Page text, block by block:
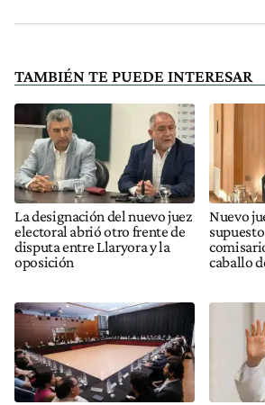
TAMBIÉN TE PUEDE INTERESAR
La designación del nuevo juez
electoral abrió otro frente de
disputa entre Llaryora y la
oposición
Nuevo
caballo